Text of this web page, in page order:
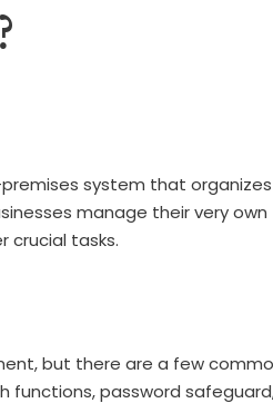
system that
manage their very own
crucial tasks.
but there are a few
functions, password